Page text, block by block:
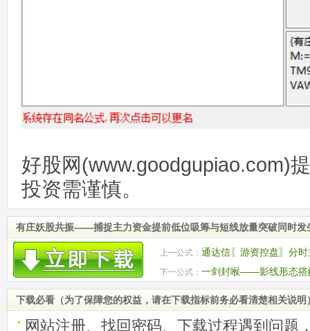
好股网(www.goodgupiao.com)
投资需谨慎。
有庄妖股共振——捕捉主力资金提前低位吸筹与短线放量突破同时发
上一公式： 通达信〖游资控盘〗分
位 源码
下一公式： 一剑封喉——影线形态搭
+CCI+KDJ共振
下载必看（为了保障您的权益，请在下载指标前务必看清楚相关说明
网站注册、找回密码、下载过程遇到问题